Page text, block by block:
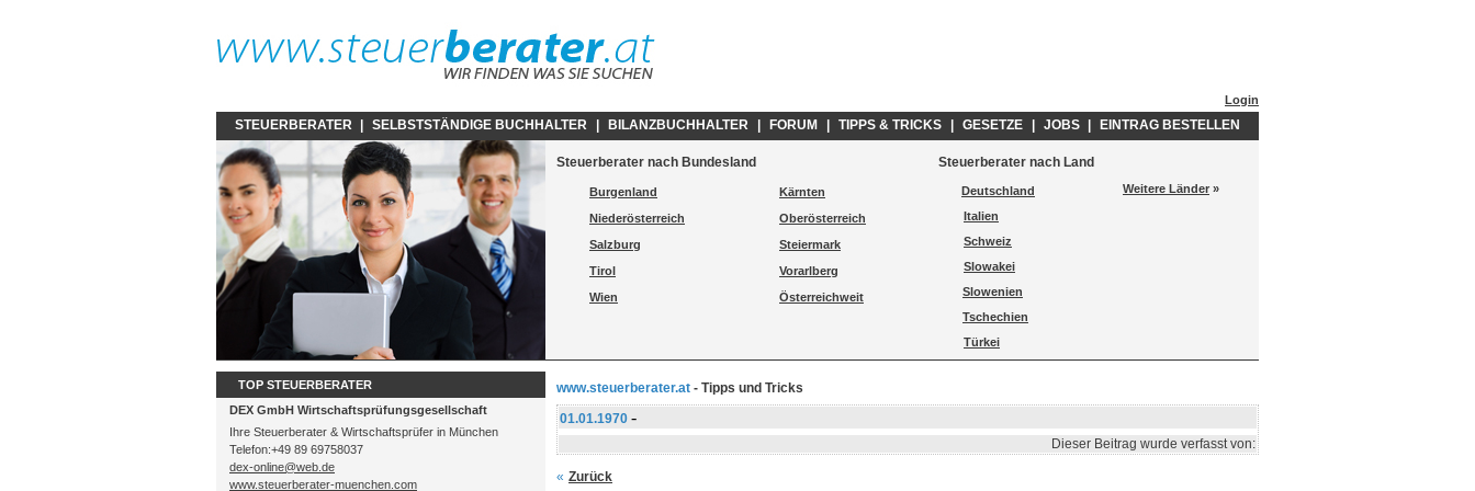
Login
STEUERBERATER SELBSTSTÄNDIGE BUCHHALTER BILANZBUCHHALTER FORUM TIPPS & TRICKS GESETZE JOBS EINTRAG BESTELLEN
Steuerberater nach Bundesland Steuerberater nach Land
Burgenland
Kärnten
Niederösterreich
Oberösterreich
Salzburg
Steiermark
Tirol
Vorarlberg
Wien
Österreichweit
Deutschland
Italien
Schweiz
Slowakei
Slowenien
Tschechien
Türkei
Weitere Länder »
TOP STEUERBERATER
DEX GmbH Wirtschaftsprüfungsgesellschaft
Ihre Steuerberater & Wirtschaftsprüfer in München
Telefon:+49 89 69758037
dex-online@web.de
www.steuerberater-muenchen.com
www.steuerberater.at - Tipps und Tricks
01.01.1970 -
Dieser Beitrag wurde verfasst von:
« Zurück